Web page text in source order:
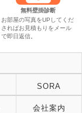
無料壁掛診断
お部屋の写真をUPしてくだ
さればお見積もりをメール
で即日返信。
SORA
会社案内